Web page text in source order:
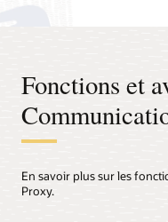
Fonctions et
En savoir plus sur les
Proxy.